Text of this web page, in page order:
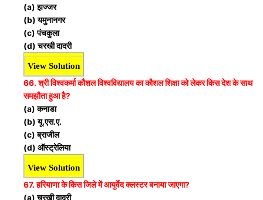
(a) झज्जर
(b) यमुनानगर
(c) पंचकुला
(d) चरखी दादरी
View Solution
66. श्री विश्वकर्मा कौशल विश्वविद्यालय का कौशल शिक्षा को लेकर किस देश के साथ
समझौता हुआ है?
(a) कनाडा
(b) यू.एस.ए.
(c) ब्राजील
(d) ऑस्ट्रेलिया
View Solution
67. हरियाणा के किस जिले में आयुर्वेद क्लस्टर बनाया जाएगा?
(a) चरखी दादरी